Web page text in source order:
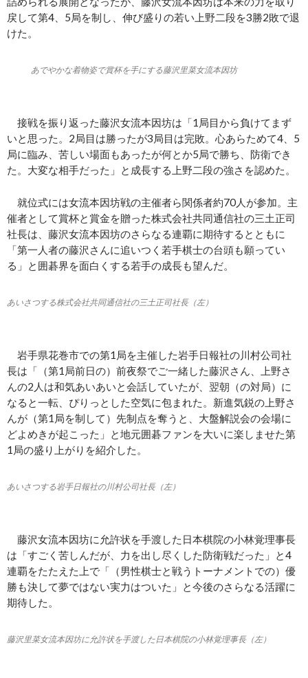
戻して第4、5局を制し、伸び盛りの若い上野二段を3勝2敗で退
けた。
あでやかな着物姿で賞杯を手にする藤沢里菜女流本因坊
接戦を振り返った藤沢女流本因坊は「1局目から負けてまず
いと思った。2局目は勝ったが3局目は完敗。心あらためて4、5
局に臨み、苦しい場面もあったが何とか5局で勝ち、防衛でき
た。大変な相手だった」と成長する上野二段の強さを認めた。
就位式には女流本因坊戦の主催者ら関係者約70人が参加。主
催者として賞杯と賞金を贈った株式会社共同通信社の三土正司
社長は、藤沢女流本因坊のさらなる連覇に期待するとともに
「第一人者の藤沢さんに追いつく若手棋士の台頭も願ってい
る」と囲碁界を面白くする若手の成長も望んだ。
あいさつする株式会社共同通信社の三土正司社長（左）
岩手県花巻市での第1局を主催した岩手日報社の川村公司社
長は「（第1局前日の）前夜祭でご一緒した藤沢さん、上野さ
んの2人は和気あいあいと会話していたが、翌朝（の対局）に
なると一転、ぴりっとした空気に包まれた。新進気鋭の上野さ
んが（第1局を制して）先制点を奪うと、大盤解説会の会場に
どよめきが起こった」と地元囲碁ファンを大いに楽しませた第
1局の盛り上がりを紹介した。
あいさつする岩手日報社の川村公司社長（左）
藤沢女流本因坊に允許状を手渡した日本棋院の小林覚理事長
は「すごく苦しんだが、力を出し尽くした防衛戦だった」と4
連覇をたたえた上で「（男性棋士と戦うトーナメントでの）優
勝も決して夢ではない実力はついた」と今後のさらなる活躍に
期待した。
藤沢里菜女流本因坊に允許状を手渡した日本棋院の小林覚理事長（左）